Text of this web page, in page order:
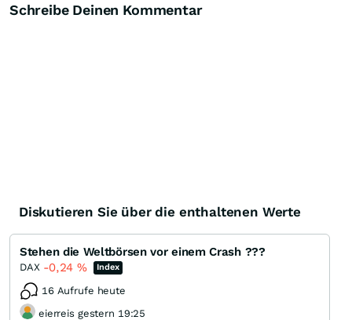
Schreibe Deinen Kommentar
Diskutieren Sie über die enthaltenen Werte
Stehen die Weltbörsen vor einem Crash ???
DAX -0,24 % Index
16 Aufrufe heute
eierreis gestern 19:25